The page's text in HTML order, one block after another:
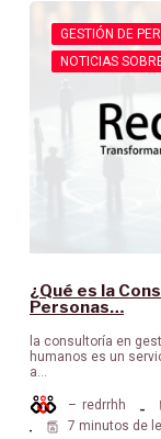
GESTIÓN DE
NOTICIAS
¿Qué es la
Personas…
la consultoría en
humanos es un
a…
– redrrhh
7 minutos de